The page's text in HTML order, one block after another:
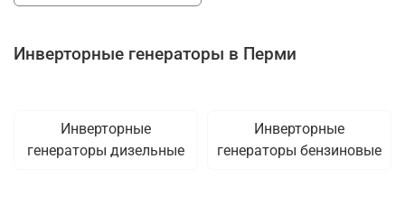
Инверторные генераторы в Перми
Инверторные
генераторы дизельные
Инверторные
генераторы бензиновые